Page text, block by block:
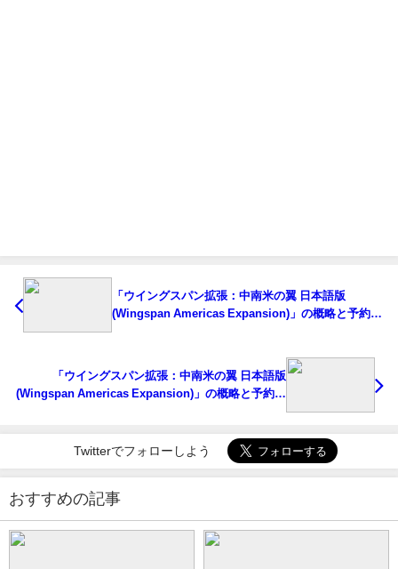
「ウイングスパン拡張：中南米の翼 日本語版
(Wingspan Americas Expansion)」の概略と予約購
「ウイングスパン拡張：中南米の翼 日本語版
(Wingspan Americas Expansion)」の概略と予約購
Twitterでフォローしよう
おすすめの記事